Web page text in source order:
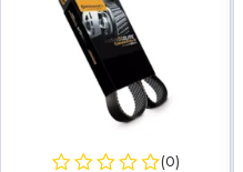
(0)